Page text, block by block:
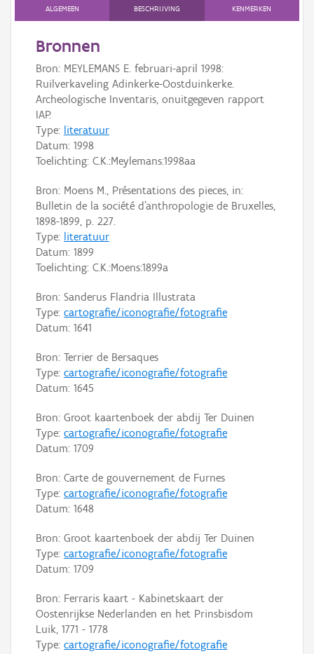
Gebeurtenis
Downloads
Hergebruik
Aanmelden
ALGEMEEN BESCHRIJVING KENMERKEN
Bronnen
Bron: MEYLEMANS E. februari-april 1998:
Ruilverkaveling Adinkerke-Oostduinkerke.
Archeologische Inventaris, onuitgegeven rapport
IAP.
Type: literatuur
Datum: 1998
Toelichting: C.K.:Meylemans:1998aa
Bron: Moens M., Présentations des pieces, in:
Bulletin de la société d'anthropologie de Bruxelles,
1898-1899, p. 227.
Type: literatuur
Datum: 1899
Toelichting: C.K.:Moens:1899a
Bron: Sanderus Flandria Illustrata
Type: cartografie/iconografie/fotografie
Datum: 1641
Bron: Terrier de Bersaques
Type: cartografie/iconografie/fotografie
Datum: 1645
Bron: Groot kaartenboek der abdij Ter Duinen
Type: cartografie/iconografie/fotografie
Datum: 1709
Bron: Carte de gouvernement de Furnes
Type: cartografie/iconografie/fotografie
Datum: 1648
Bron: Groot kaartenboek der abdij Ter Duinen
Type: cartografie/iconografie/fotografie
Datum: 1709
Bron: Ferraris kaart - Kabinetskaart der
Oostenrijkse Nederlanden en het Prinsbisdom
Luik, 1771 - 1778
Type: cartografie/iconografie/fotografie